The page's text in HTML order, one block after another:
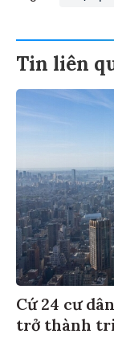
Tin liên
Cứ 24 cư
trở thành